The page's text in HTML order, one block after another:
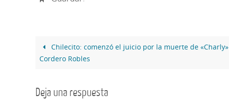
Chilecito: comenzó el juicio por la muerte de «Charly»
Cordero Robles
Deja una respuesta